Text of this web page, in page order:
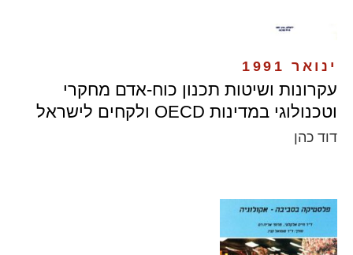
ינואר 1991
עקרונות ושיטות תכנון כוח-אדם מחקרי
וטכנולוגי במדינות OECD ולקחים לישראל
דוד כהן